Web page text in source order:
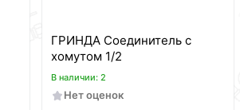
ГРИНДА Соединитель с
хомутом 1/2
В наличии: 2
Нет оценок